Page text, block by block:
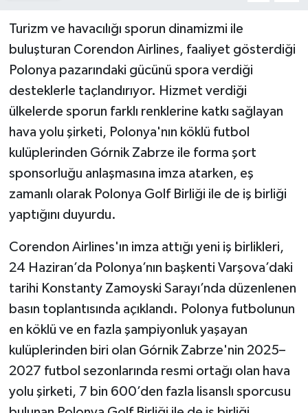
Turizm ve havacılığı sporun dinamizmi ile
buluşturan Corendon Airlines, faaliyet gösterdiği
Polonya pazarındaki gücünü spora verdiği
desteklerle taçlandırıyor. Hizmet verdiği
ülkelerde sporun farklı renklerine katkı sağlayan
hava yolu şirketi, Polonya'nın köklü futbol
kulüplerinden Górnik Zabrze ile forma şort
sponsorluğu anlaşmasına imza atarken, eş
zamanlı olarak Polonya Golf Birliği ile de iş birliği
yaptığını duyurdu.
Corendon Airlines'ın imza attığı yeni iş birlikleri,
24 Haziran’da Polonya’nın başkenti Varşova’daki
tarihi Konstanty Zamoyski Sarayı’nda düzenlenen
basın toplantısında açıklandı. Polonya futbolunun
en köklü ve en fazla şampiyonluk yaşayan
kulüplerinden biri olan Górnik Zabrze'nin 2025–
2027 futbol sezonlarında resmi ortağı olan hava
yolu şirketi, 7 bin 600’den fazla lisanslı sporcusu